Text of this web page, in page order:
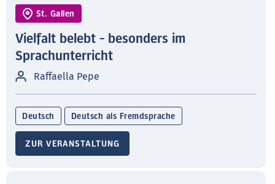
St. Gallen
Vielfalt belebt - besonders im
Sprachunterricht
Raffaella Pepe
Deutsch Deutsch als Fremdsprache
ZUR VERANSTALTUNG